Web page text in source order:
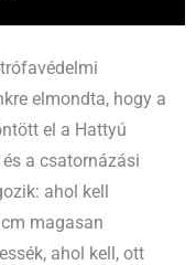
elmondta, hogy a
el a Hattyú
a csatornázási
ahol kell
magasan
ahol kell, ott